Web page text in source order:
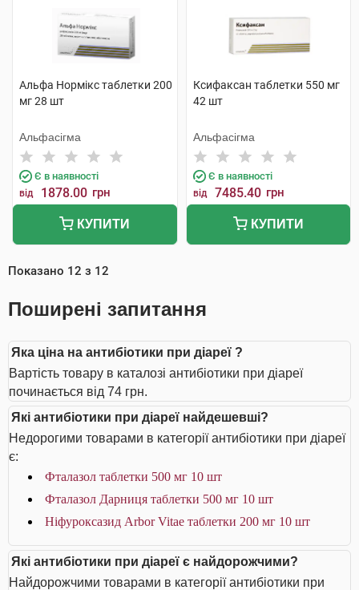
Альфа Нормікс таблетки 200
мг 28 шт
Альфасігма
Є в наявності
від 1878.00 грн
КУПИТИ
Ксифаксан таблетки 550 мг
42 шт
Альфасігма
Є в наявності
від 7485.40 грн
КУПИТИ
Показано 12 з 12
Поширені запитання
Яка ціна на антибіотики при діареї ?
Вартість товару в каталозі антибіотики при діареї
починається від 74 грн.
Які антибіотики при діареї найдешевші?
Недорогими товарами в категорії антибіотики при діареї
є:
Фталазол таблетки 500 мг 10 шт
Фталазол Дарниця таблетки 500 мг 10 шт
Ніфуроксазид Arbor Vitae таблетки 200 мг 10 шт
Які антибіотики при діареї є найдорожчими?
Найдорожчими товарами в категорії антибіотики при